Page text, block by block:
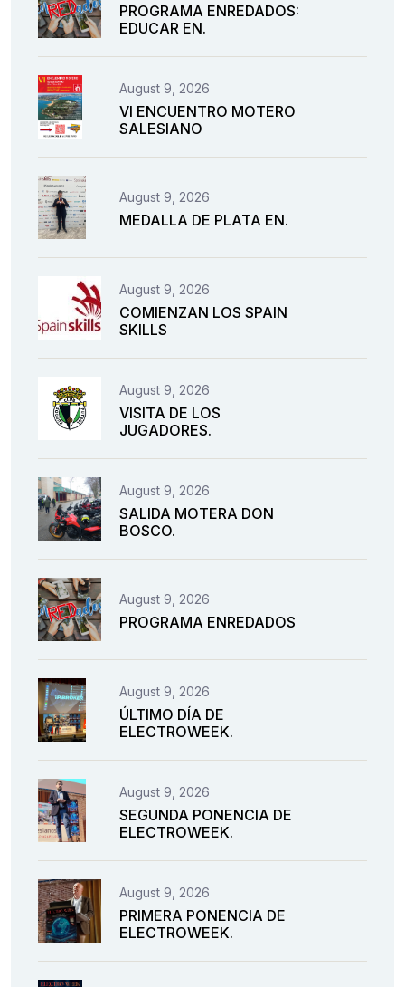
PROGRAMA ENREDADOS:
EDUCAR EN.
August 9, 2026
VI ENCUENTRO MOTERO
SALESIANO
August 9, 2026
MEDALLA DE PLATA EN.
August 9, 2026
COMIENZAN LOS SPAIN
SKILLS
August 9, 2026
VISITA DE LOS
JUGADORES.
August 9, 2026
SALIDA MOTERA DON
BOSCO.
August 9, 2026
PROGRAMA ENREDADOS
August 9, 2026
ÚLTIMO DÍA DE
ELECTROWEEK.
August 9, 2026
SEGUNDA PONENCIA DE
ELECTROWEEK.
August 9, 2026
PRIMERA PONENCIA DE
ELECTROWEEK.